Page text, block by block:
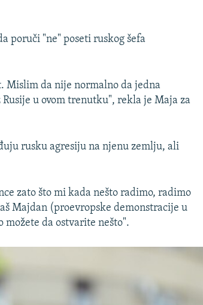
poruči "ne" poseti ruskog šefa
Mislim da nije normalno da jedna
u ovom trenutku", rekla je Maja za
rusku agresiju na njenu zemlju, ali
zato što mi kada nešto radimo, radimo
Majdan (proevropske demonstracije u
možete da ostvarite nešto".